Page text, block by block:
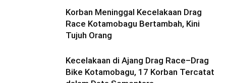
Korban Meninggal Kecelakaan Drag
Race Kotamobagu Bertambah, Kini
Tujuh Orang
Kecelakaan di Ajang Drag Race–Drag
Bike Kotamobagu, 17 Korban Tercatat